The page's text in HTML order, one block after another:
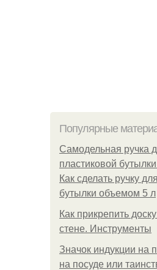
Популярные
Самодельная ручка
пластиковой
Как сделать ручку
бутылки объемом 5 л
Как прикрепить
стене. Инструменты
Значок индукции на
на посуде или